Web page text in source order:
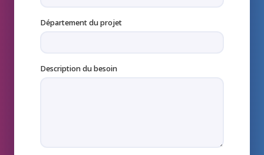
Département du projet
Description du besoin